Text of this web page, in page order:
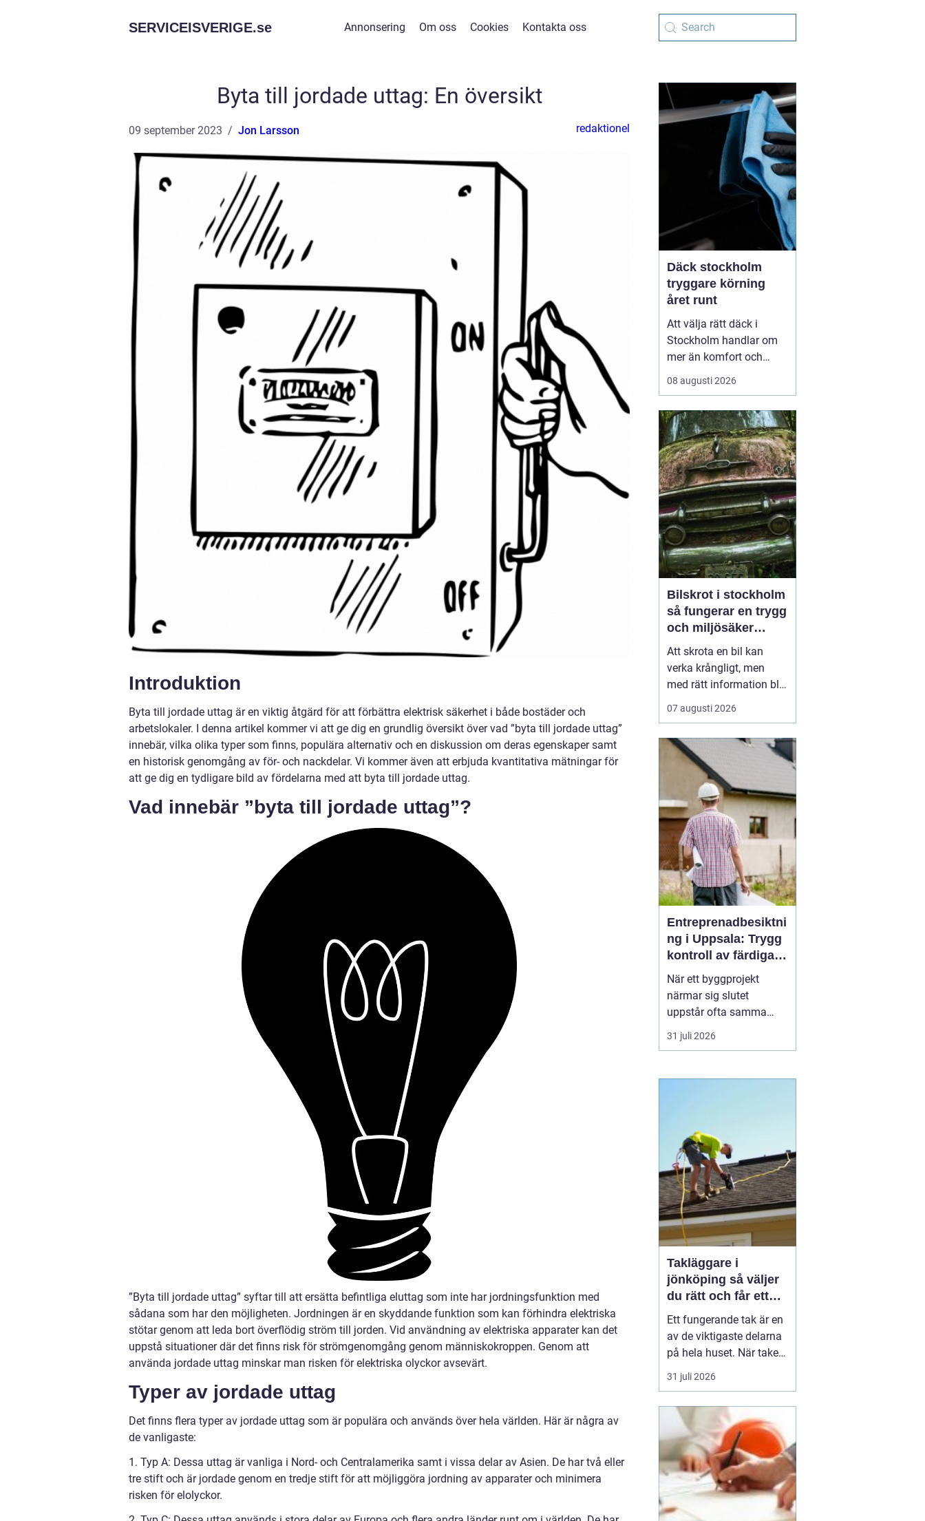
SERVICEISVERIGE.se Annonsering Om oss Cookies Kontakta oss
Byta till jordade uttag: En översikt
09 september 2023 Jon Larsson redaktionel
Introduktion
Byta till jordade uttag är en viktig åtgärd för att förbättra elektrisk säkerhet i både bostäder och
arbetslokaler. I denna artikel kommer vi att ge dig en grundlig översikt över vad ”byta till jordade uttag”
innebär, vilka olika typer som finns, populära alternativ och en diskussion om deras egenskaper samt
en historisk genomgång av för- och nackdelar. Vi kommer även att erbjuda kvantitativa mätningar för
att ge dig en tydligare bild av fördelarna med att byta till jordade uttag.
Vad innebär ”byta till jordade uttag”?
”Byta till jordade uttag” syftar till att ersätta befintliga eluttag som inte har jordningsfunktion med
sådana som har den möjligheten. Jordningen är en skyddande funktion som kan förhindra elektriska
stötar genom att leda bort överflödig ström till jorden. Vid användning av elektriska apparater kan det
uppstå situationer där det finns risk för strömgenomgång genom människokroppen. Genom att
använda jordade uttag minskar man risken för elektriska olyckor avsevärt.
Typer av jordade uttag
Det finns flera typer av jordade uttag som är populära och används över hela världen. Här är några av
de vanligaste:
1. Typ A: Dessa uttag är vanliga i Nord- och Centralamerika samt i vissa delar av Asien. De har två eller
tre stift och är jordade genom en tredje stift för att möjliggöra jordning av apparater och minimera
risken för elolyckor.
Däck stockholm
tryggare körning
året runt
Att välja rätt däck i
Stockholm handlar om
mer än komfort och
utseende. Vädret växlar
snabbt, trafikrytmen är
för allt från slask och is
till varma
sommarpassager. Den
som vill köra säkert och
ekonomiskt behöver
därför ha koll...
08 augusti 2026
Bilskrot i stockholm
så fungerar en trygg
och miljösäker
skrotning
Att skrota en bil kan
verka krångligt, men
med rätt information blir
processen enkel. För
många bilägare handlar
saker: trygg
avregistrering, rimlig
ersättning och omtanke
om miljön. I
Stockholmsområdet
finns flera alternativ...
07 augusti 2026
Entreprenadbesiktni
ng i Uppsala: Trygg
kontroll av färdiga
byggprojekt
När ett byggprojekt
närmar sig slutet
uppstår ofta samma
fråga: är entreprenaden
verkligen utförd så som
professionell
Genom en strukturerad
genomgån...
31 juli 2026
Takläggare i
jönköping så väljer
du rätt och får ett
tak som håller
Ett fungerande tak är en
av de viktigaste delarna
på hela huset. När taket
börjar bli slitet påverkar
det både tryggheten,
värdet på huset. Därför
blir valetav takläggare i
Jönköping avg...
31 juli 2026